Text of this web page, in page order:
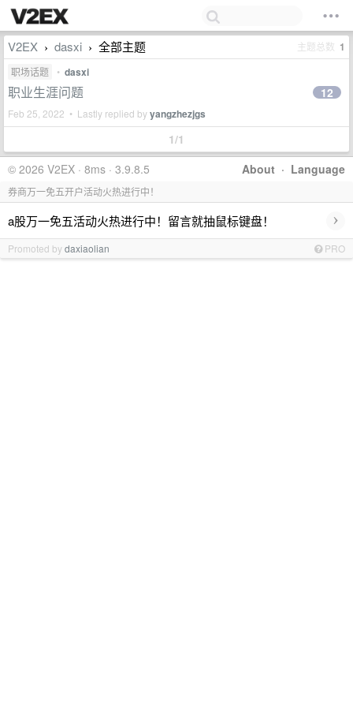
V2EX › dasxi › 全部主题 主题总数 1
职场话题 • dasxi
职业生涯问题
Feb 25, 2022 • Lastly replied byyangzhezjgs
12
1/1
About · Language
© 2026 V2EX · 8ms · 3.9.8.5
券商万一免五开户活动火热进行中！
a股万一免五活动火热进行中！留言就抽鼠标键盘！ ›
Promoted bydaxiaolian PRO